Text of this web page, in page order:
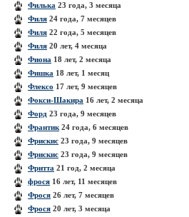
Филька 23 года, 3 месяца
Филя 24 года, 7 месяцев
Филя 22 года, 5 месяцев
Филя 20 лет, 4 месяца
Фиона 18 лет, 2 месяца
Фишка 18 лет, 1 месяц
Флексо 17 лет, 9 месяцев
Фокси-Шакира 16 лет, 2 месяца
Форд 23 года, 9 месяцев
Франтик 24 года, 6 месяцев
Фрискис 23 года, 9 месяцев
Фрискис 23 года, 9 месяцев
Фритта 21 год, 2 месяца
фрося 16 лет, 11 месяцев
Фрося 26 лет, 7 месяцев
Фрося 20 лет, 3 месяца